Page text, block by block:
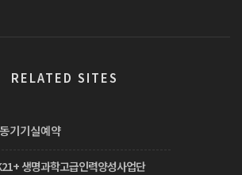
RELATED SITES
기기실예약
생명과학고급인력양성사업단